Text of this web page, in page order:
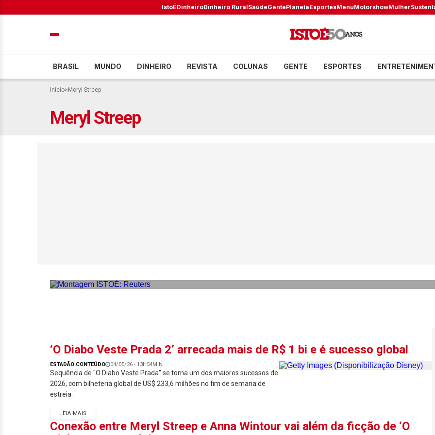
IstoÉDinheiroDinheiro RuralSaúdeGentePlanetaEsportesMenuMotorshowMulher
BRASIL MUNDO DINHEIRO REVISTA COLUNAS GENTE ESPORTES
Início> Meryl Streep
Meryl Streep
‘O Diabo Veste Prada 2’ arrecada mais de R$ 1 bi e é sucesso global
ESTADÃO CONTEÚDO 04/05/26 - 13H54MIN
Sequência de "O Diabo Veste Prada" se torna um dos maiores sucessos de
2026, com bilheteria global de US$ 233,6 milhões no fim de semana de
estreia.
LEIA MAIS
Conexão entre Meryl Streep e Anna Wintour vai além da ficção de ‘O